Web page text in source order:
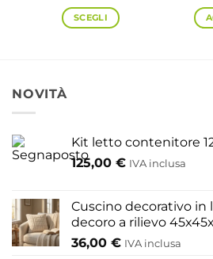
SCEGLI
opzioni
essere
nella
pagina
del
prodotto
NOVITÀ
Kit letto contenitore
125,00 € IVA inclusa
Cuscino decorativo in
decoro a rilievo
36,00 € IVA inclusa